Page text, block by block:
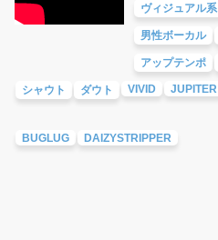
ヴィジュアル系
男性ボーカル
アップテンポ
シャウト ダウト VIVID JUPITER
BUGLUG
DAIZYSTRIPPER